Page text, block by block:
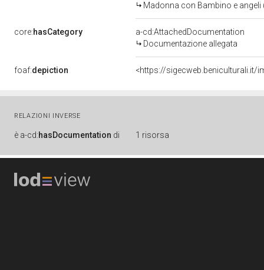
Madonna con Bambino e
core:hasCategory
a-cd:AttachedDocumentation
Documentazione allegata
foaf:depiction <https://sigecweb.beniculturali.it/
RELAZIONI INVERSE
è a-cd:hasDocumentation di 1 risorsa